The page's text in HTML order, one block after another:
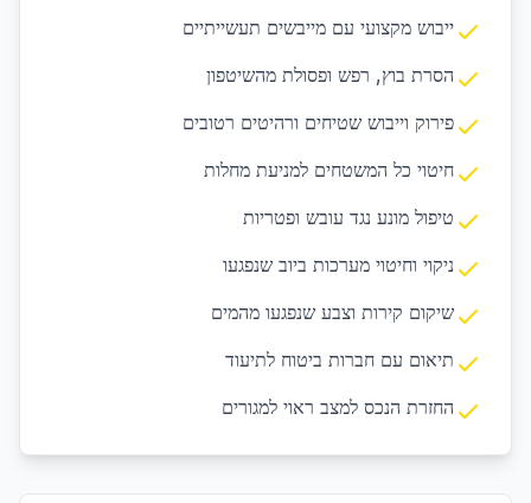
ייבוש מקצועי עם מייבשים תעשייתיים
הסרת בוץ, רפש ופסולת מהשיטפון
פירוק וייבוש שטיחים ורהיטים רטובים
חיטוי כל המשטחים למניעת מחלות
טיפול מונע נגד עובש ופטריות
ניקוי וחיטוי מערכות ביוב שנפגעו
שיקום קירות וצבע שנפגעו מהמים
תיאום עם חברות ביטוח לתיעוד
החזרת הנכס למצב ראוי למגורים